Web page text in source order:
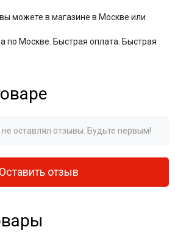
можете в магазине в Москве или
по Москве. Быстрая оплата. Быстрая
оставлял отзывы. Будьте первым!
Оставить отзыв